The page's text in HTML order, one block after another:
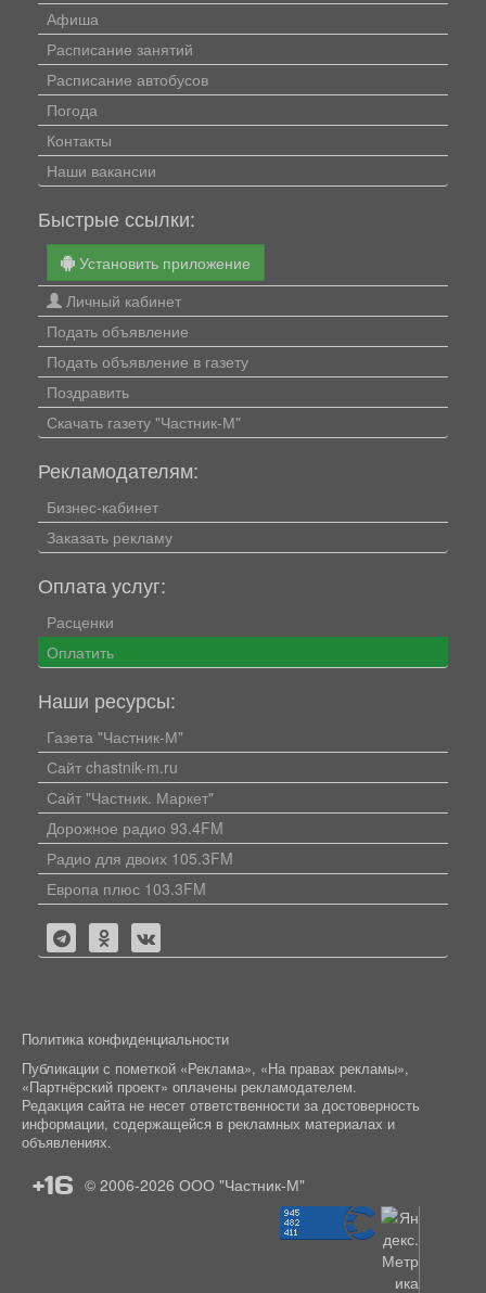
Афиша
Расписание занятий
Расписание автобусов
Погода
Контакты
Наши вакансии
Быстрые ссылки:
Установить приложение
Личный кабинет
Подать объявление
Подать объявление в газету
Поздравить
Скачать газету "Частник-М"
Рекламодателям:
Бизнес-кабинет
Заказать рекламу
Оплата услуг:
Расценки
Оплатить
Наши ресурсы:
Газета "Частник-М"
Сайт chastnik-m.ru
Сайт "Частник. Маркет"
Дорожное радио 93.4FM
Радио для двоих 105.3FM
Европа плюс 103.3FM
Политика конфиденциальности
Публикации с пометкой «Реклама», «На правах рекламы»,
«Партнёрский проект» оплачены рекламодателем.
Редакция сайта не несет ответственности за достоверность
информации, содержащейся в рекламных материалах и
объявлениях.
+16 © 2006-2026 ООО "Частник-М"